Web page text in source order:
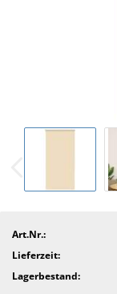
Art.Nr.:
Lieferzeit:
Lagerbestand: